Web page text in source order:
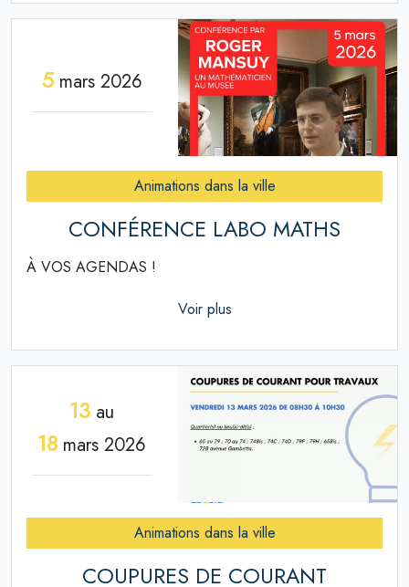
5mars 2026
Animations dans la ville
CONFÉRENCE LABO MATHS
À VOS AGENDAS !
Voir plus
13 au
18 mars 2026
Animations dans la ville
COUPURES DE COURANT